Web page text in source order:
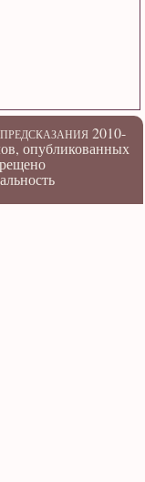
2010-
опубликованных